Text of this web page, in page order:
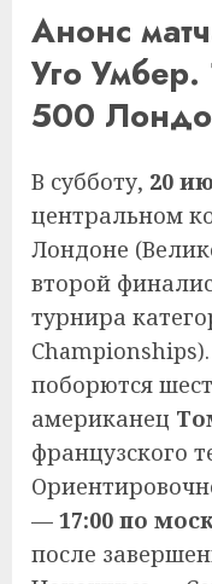
Анонс
Уго
500
В субботу, 20
центральном
Лондоне
второй
турнира
поборются
американец
французского
— 17:00 по
после